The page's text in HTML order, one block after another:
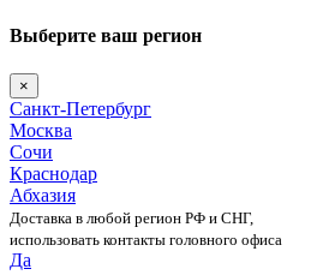
Выберите ваш регион
×
Санкт-Петербург
Москва
Сочи
Краснодар
Абхазия
Доставка в любой регион РФ и СНГ,
использовать контакты головного офиса
Да